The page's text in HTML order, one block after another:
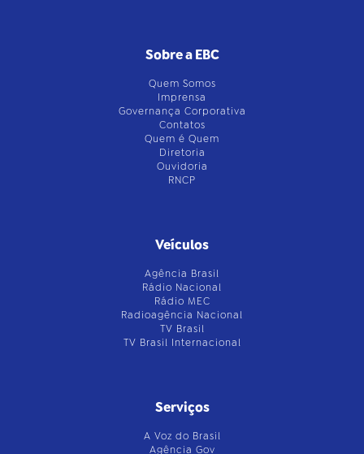
Sobre a EBC
Quem Somos
Imprensa
Governança Corporativa
Contatos
Quem é Quem
Diretoria
Ouvidoria
RNCP
Veículos
Agência Brasil
Rádio Nacional
Rádio MEC
Radioagência Nacional
TV Brasil
TV Brasil Internacional
Serviços
A Voz do Brasil
Agência Gov